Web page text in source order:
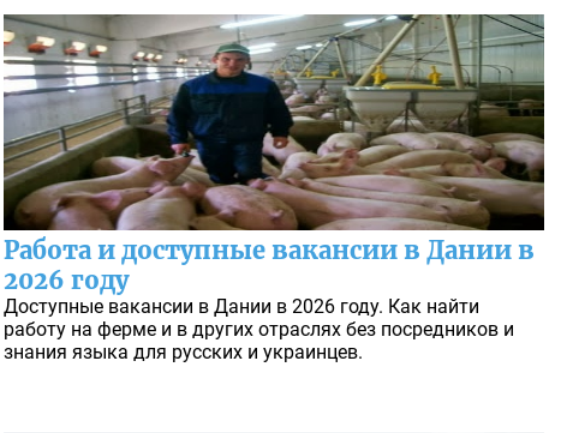
Работа и доступные вакансии в Дании в
2026 году
Доступные вакансии в Дании в 2026 году. Как найти
работу на ферме и в других отраслях без посредников и
знания языка для русских и украинцев.